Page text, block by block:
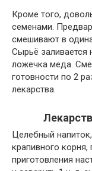
Кроме того,
семенами.
смешивают в
Сырьё заливается
ложечка меда.
готовности по 2
лекарства.
Целебный
крапивного
приготовления